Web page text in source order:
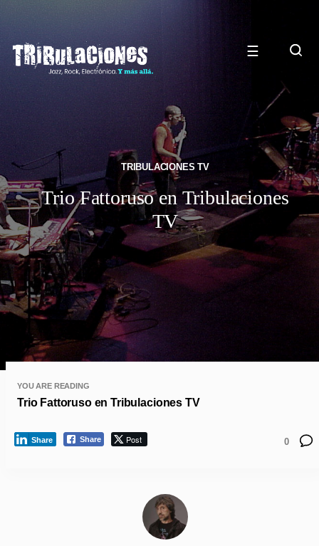
☰
TRIBULACIONES TV
Trio Fattoruso en Tribulaciones
TV
YOU ARE READING
Trio Fattoruso en Tribulaciones TV
Share Post
Share 0